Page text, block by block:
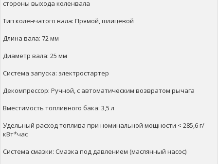
стороны выхода коленвала
Тип коленчатого вала: Прямой, шлицевой
Длина вала: 72 мм
Диаметр вала: 25 мм
Система запуска: электростартер
Декомпрессор: Ручной, с автоматическим возвратом рычага
Вместимость топливного бака: 3,5 л
Удельный расход топлива при номинальной мощности < 285,6 г/
кВт*час
Система смазки: Смазка под давлением (маслянный насос)